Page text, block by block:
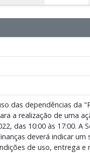
das dependências da
a realização de uma
das 10:00 às 17:00. A
deverá indicar
de uso, entrega e